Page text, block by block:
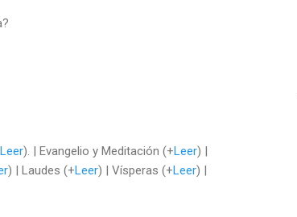
Leer). | Evangelio y Meditación (+Leer) |
) | Laudes (+Leer) | Vísperas (+Leer) |